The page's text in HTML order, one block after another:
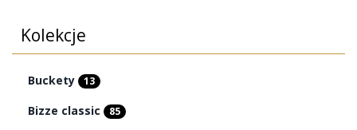
Kolekcje
Buckety 13
Bizze classic 85